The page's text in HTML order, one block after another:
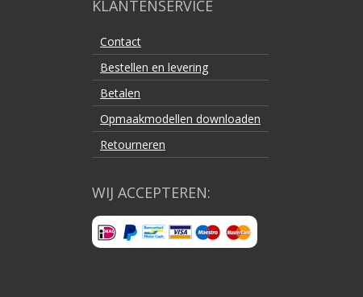
KLANTENSERVICE
Contact
Bestellen en levering
Betalen
Opmaakmodellen downloaden
Retourneren
WIJ ACCEPTEREN: